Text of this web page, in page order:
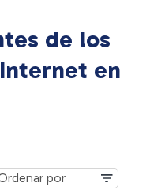
de los
en